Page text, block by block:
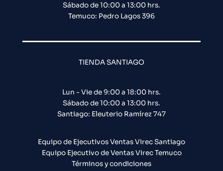
Sábado de 10:00 a 13:00 hrs.
Temuco: Pedro Lagos 396
TIENDA SANTIAGO
Lun - Vie de 9:00 a 18:00 hrs.
Sábado de 10:00 a 13:00 hrs.
Santiago: Eleuterio Ramírez 747​
Equipo de Ejecutivos Ventas Virec Santiago
Equipo Ejecutivo de Ventas Virec Temuco
Términos y condiciones